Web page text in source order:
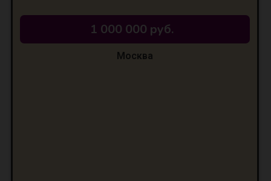
1 000 000 руб.
Москва